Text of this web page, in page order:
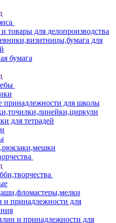
товары для делопроизводства
для
бумага
принадлежности для школы
для тетрадей
и принадлежности для
и принадлежности для